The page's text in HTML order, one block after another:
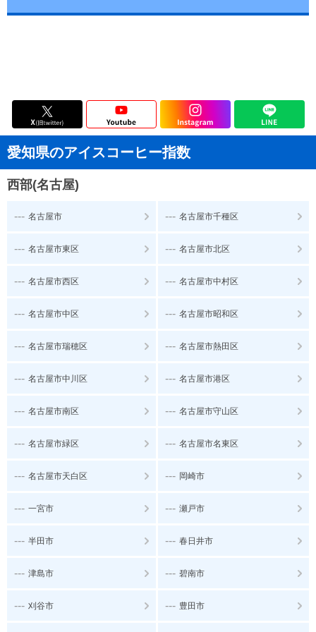
愛知県のアイスコーヒー指数
西部(名古屋)
--- 名古屋市 --- 名古屋市千種区
--- 名古屋市東区 --- 名古屋市北区
--- 名古屋市西区 --- 名古屋市中村区
--- 名古屋市中区 --- 名古屋市昭和区
--- 名古屋市瑞穂区 --- 名古屋市熱田区
--- 名古屋市中川区 --- 名古屋市港区
--- 名古屋市南区 --- 名古屋市守山区
--- 名古屋市緑区 --- 名古屋市名東区
--- 名古屋市天白区 --- 岡崎市
--- 一宮市 --- 瀬戸市
--- 半田市 --- 春日井市
--- 津島市 --- 碧南市
--- 刈谷市 --- 豊田市